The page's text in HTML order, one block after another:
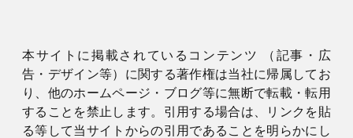
本サイトに掲載されているコンテンツ （記事・広
告・デザイン等）に関する著作権は当社に帰属してお
り、他のホームページ・ブログ等に無断で転載・転用
することを禁止します。引用する場合は、リンクを貼
る等して当サイトからの引用であることを明らかにし